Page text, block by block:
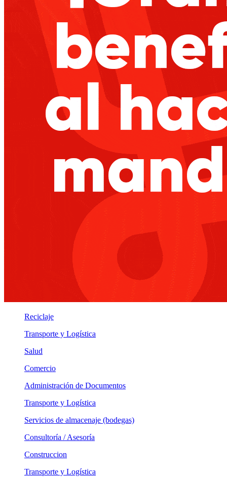
Reciclaje
Transporte y Logística
Salud
Comercio
Administración de Documentos
Transporte y Logística
Servicios de almacenaje (bodegas)
Consultoría / Asesoría
Construccion
Transporte y Logística